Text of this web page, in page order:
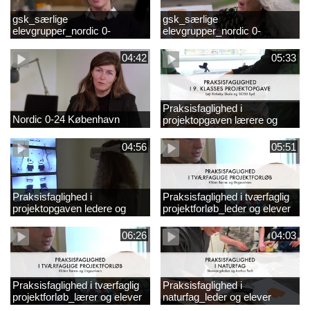
gsk_særlige
elevgrupper_nordic 0-
24_frederikshavn
gsk_særlige
elevgrupper_nordic 0-
24_tønder
04:42
Nordic 0-24 København
05:33
Praksisfaglighed i
projektopgaven lærere og
elever
04:56
Praksisfaglighed i
projektopgaven ledere og
elever
05:51
Praksisfaglighed i tværfaglig
projektforløb_leder og elever
06:26
Praksisfaglighed i tværfaglig
projektforløb_lærer og elever
04:03
Praksisfaglighed i
naturfag_leder og elever